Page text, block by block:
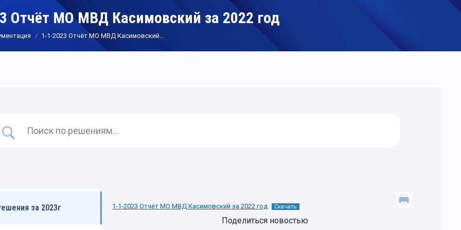
Отчёт МО МВД Касимовский за 2022 год
1-1-2023 Отчёт МО МВД Касимовский…
за 2023г 1-1-2023 Отчёт МО МВД Касимовский за 2022 год Скачать
Поделиться новостью